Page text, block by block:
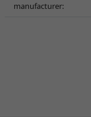
manufacturer: